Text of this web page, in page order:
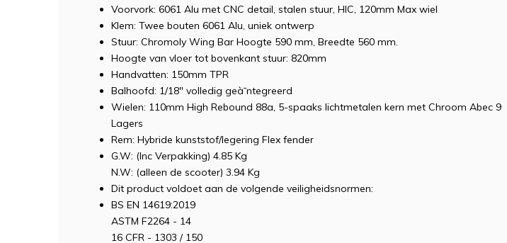
Voorvork: 6061 Alu met CNC detail, stalen stuur, HIC, 120mm Max wiel
Klem: Twee bouten 6061 Alu, uniek ontwerp
Stuur: Chromoly Wing Bar Hoogte 590 mm, Breedte 560 mm.
Hoogte van vloer tot bovenkant stuur: 820mm
Handvatten: 150mm TPR
Balhoofd: 1/18" volledig geà¯ntegreerd
Wielen: 110mm High Rebound 88a, 5-spaaks lichtmetalen kern met Chroom Abec 9
Lagers
Rem: Hybride kunststof/legering Flex fender
G.W: (Inc Verpakking) 4.85 Kg
N.W: (alleen de scooter) 3.94 Kg
Dit product voldoet aan de volgende veiligheidsnormen:
BS EN 14619:2019
ASTM F2264 - 14
16 CFR - 1303 / 150